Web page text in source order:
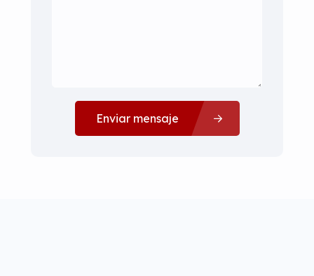
Enviar mensaje